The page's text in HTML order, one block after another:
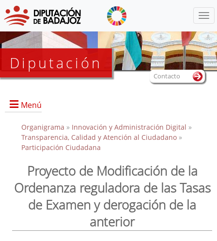
Diputación
Menú
Organigrama » Innovación y Administración Digital »
Transparencia, Calidad y Atención al Ciudadano»
Participación Ciudadana
Proyecto de Modificación de la
Ordenanza reguladora de las Tasas
de Examen y derogación de la
anterior
Contacto